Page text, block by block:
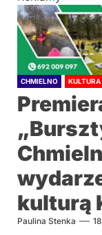
CHMIELNO KULTURA
kulturą
Paulina Stenka